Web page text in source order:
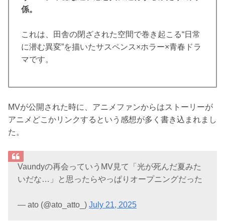
係。
これは、田舎の閉ざされた空間で巻き起こる“日常
に潜む異変”を描いたサスペンス×ホラー×青春ドラ
マです。
MVが公開された時に、アニメファンからはストーリーが
アニメどこかリンクするという感想が多く書き込まれまし
た。
Vaundyの再会っていうMV見て「光が死んだ夏みた
いだな…」と思ったらやっぱりオープニングだった
— ato (@ato_atto_)July 21, 2025